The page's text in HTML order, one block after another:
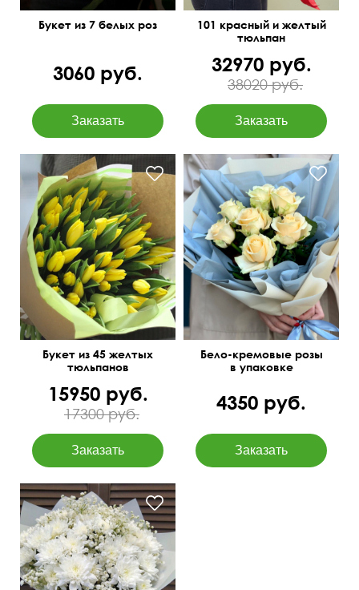
Букет из 7 белых роз
3060 руб.
101 красный и желтый
тюльпан
32970 руб.
38020 руб.
Букет из 45 желтых
тюльпанов
15950 руб.
17300 руб.
В пышном оформлении
Бело-кремовые розы
в упаковке
4350 руб.